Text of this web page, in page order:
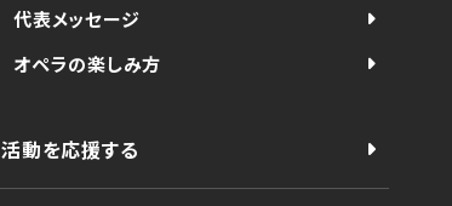
代表メッセージ
オペラの楽しみ方
活動を応援する